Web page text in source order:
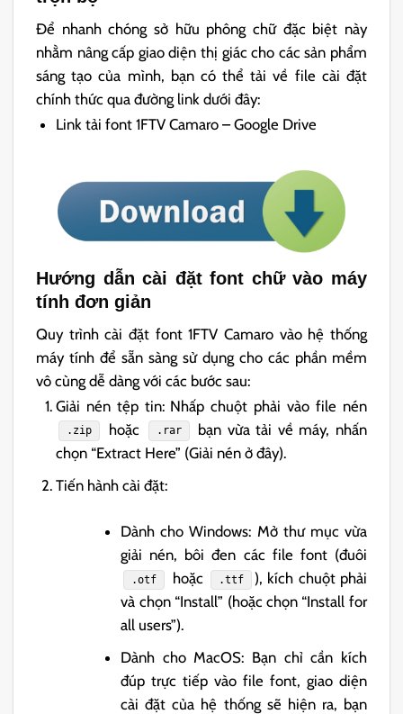
Để nhanh chóng sở hữu phông chữ đặc biệt này
nhằm nâng cấp giao diện thị giác cho các sản phẩm
sáng tạo của mình, bạn có thể tải về file cài đặt
chính thức qua đường link dưới đây:
Link tải font 1FTV Camaro – Google Drive
Hướng dẫn cài đặt font chữ vào máy
tính đơn giản
Quy trình cài đặt font 1FTV Camaro vào hệ thống
máy tính để sẵn sàng sử dụng cho các phần mềm
vô cùng dễ dàng với các bước sau:
Giải nén tệp tin: Nhấp chuột phải vào file nén
.zip hoặc .rar
bạn vừa tải về máy, nhấn
chọn “Extract Here” (Giải nén ở đây).
Tiến hành cài đặt:
Dành cho Windows: Mở thư mục vừa
giải nén, bôi đen các file font (đuôi
.otf hoặc .ttf
), kích chuột phải
và chọn “Install” (hoặc chọn “Install for
all users”).
Dành cho MacOS: Bạn chỉ cần kích
đúp trực tiếp vào file font, giao diện
cài đặt của hệ thống sẽ hiện ra, bạn